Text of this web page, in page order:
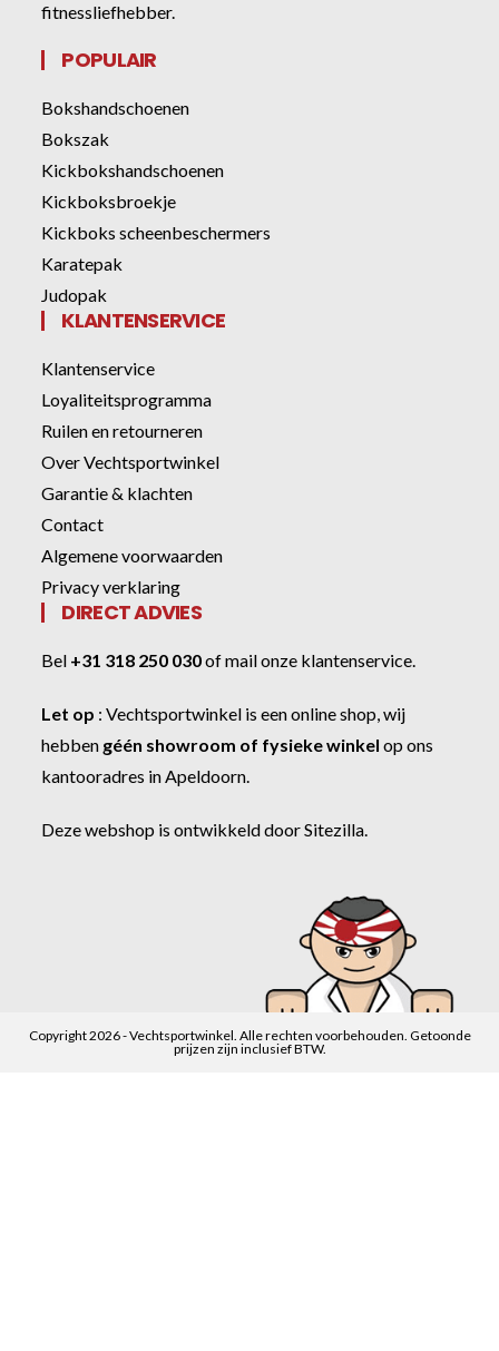
fitnessliefhebber.
POPULAIR
Bokshandschoenen
Bokszak
Kickbokshandschoenen
Kickboksbroekje
Kickboks scheenbeschermers
Karatepak
Judopak
KLANTENSERVICE
Klantenservice
Loyaliteitsprogramma
Ruilen en retourneren
Over Vechtsportwinkel
Garantie & klachten
Contact
Algemene voorwaarden
Privacy verklaring
DIRECT ADVIES
Bel +31 318 250 030ofmail onze klantenservice.
Let op :Vechtsportwinkel is een online shop, wij
hebben géén showroom of fysieke winkel op ons
kantooradres in Apeldoorn.
Deze webshop is ontwikkeld doorSitezilla.
Copyright 2026 - Vechtsportwinkel. Alle rechten voorbehouden. Getoonde
prijzen zijn inclusief BTW.